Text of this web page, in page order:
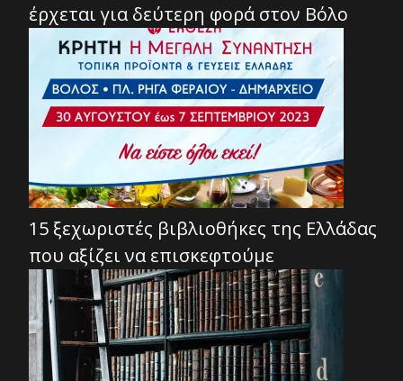
έρχεται για δεύτερη φορά στον Βόλο
15 ξεχωριστές βιβλιοθήκες της Ελλάδας
που αξίζει να επισκεφτούμε